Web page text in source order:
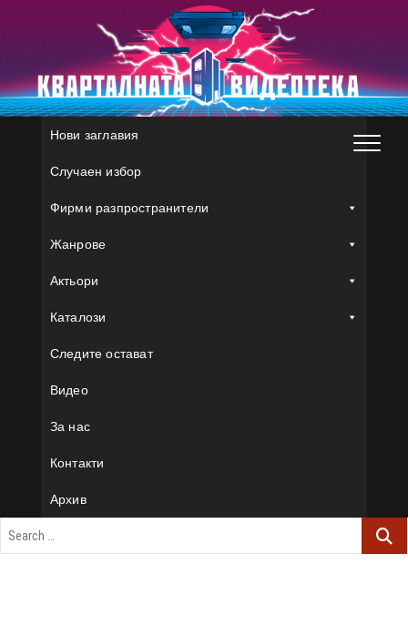
Нови заглавия
Случаен избор
Фирми разпространители
Жанрове
Актьори
Каталози
Следите остават
Видео
За нас
Контакти
Архив